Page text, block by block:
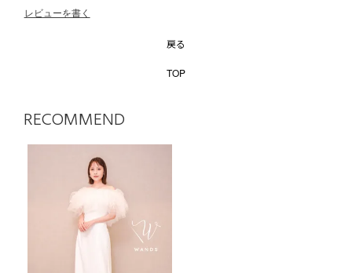
レビューを書く
戻る
TOP
RECOMMEND